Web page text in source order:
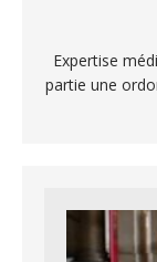
Expertise
partie une